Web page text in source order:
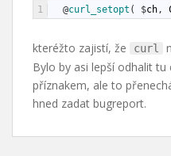
1 @curl_setopt ( $ch,
kteréžto zajistí, že curl
Bylo by asi lepší odhalit tu
příznakem, ale to
hned zadat bugreport.